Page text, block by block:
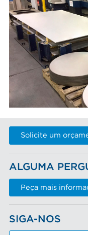
Solicite um
ALGUMA
Peça mais
SIGA-NOS